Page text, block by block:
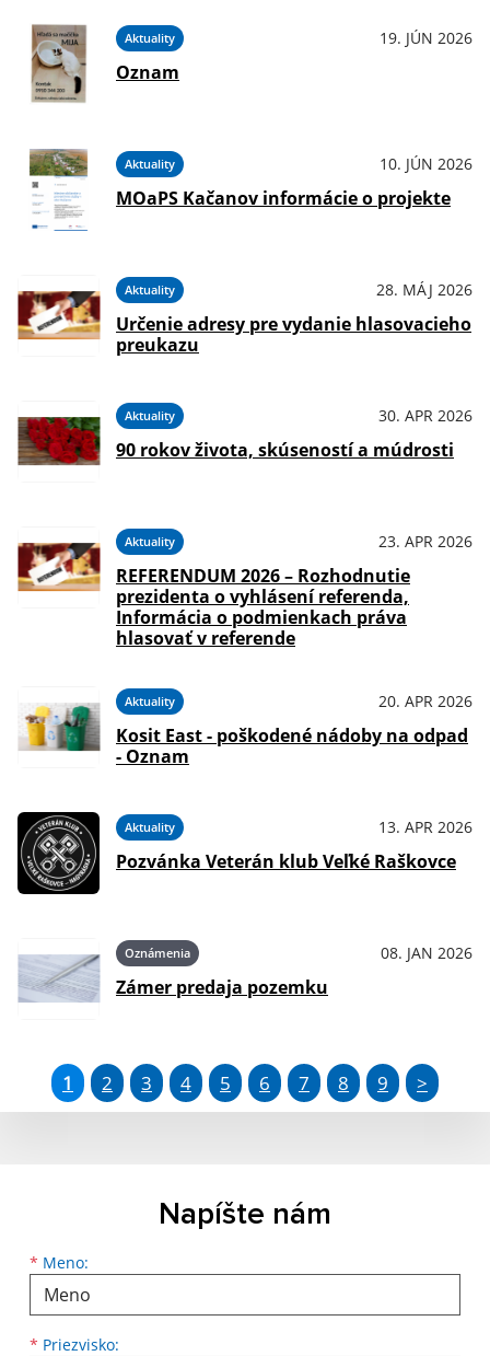
Aktuality 19. JÚN 2026
Oznam
Aktuality 10. JÚN 2026
MOaPS Kačanov informácie o projekte
Aktuality 28. MÁJ 2026
Určenie adresy pre vydanie hlasovacieho
preukazu
Aktuality 30. APR 2026
90 rokov života, skúseností a múdrosti
Aktuality 23. APR 2026
REFERENDUM 2026 – Rozhodnutie
prezidenta o vyhlásení referenda,
Informácia o podmienkach práva
hlasovať v referende
Aktuality 20. APR 2026
Kosit East - poškodené nádoby na odpad
- Oznam
Aktuality 13. APR 2026
Pozvánka Veterán klub Veľké Raškovce
Oznámenia 08. JAN 2026
Zámer predaja pozemku
1 2 3 4 5 6 7 8 9 >
Napíšte nám
* Meno:
Meno
* Priezvisko:
Priezvisko
E-mailová adresa